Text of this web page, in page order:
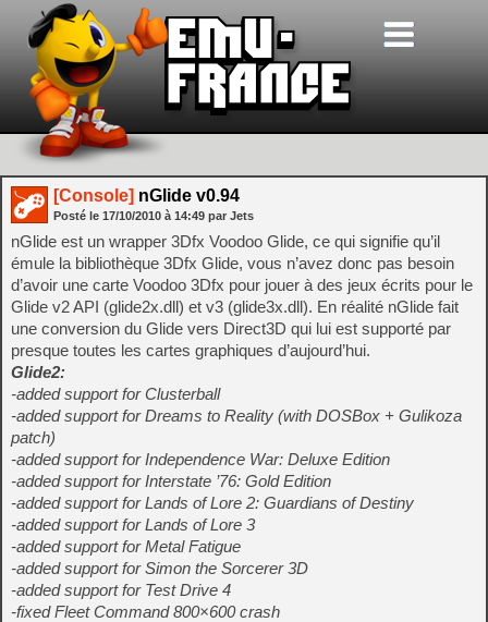
[Console] nGlide v0.94
Posté le 17/10/2010 à 14:49 par Jets
nGlide est un wrapper 3Dfx Voodoo Glide, ce qui signifie qu’il
émule la bibliothèque 3Dfx Glide, vous n’avez donc pas besoin
d’avoir une carte Voodoo 3Dfx pour jouer à des jeux écrits pour le
Glide v2 API (glide2x.dll) et v3 (glide3x.dll). En réalité nGlide fait
une conversion du Glide vers Direct3D qui lui est supporté par
presque toutes les cartes graphiques d’aujourd’hui.
Glide2:
-added support for Clusterball
-added support for Dreams to Reality (with DOSBox + Gulikoza
patch)
-added support for Independence War: Deluxe Edition
-added support for Interstate ’76: Gold Edition
-added support for Lands of Lore 2: Guardians of Destiny
-added support for Lands of Lore 3
-added support for Metal Fatigue
-added support for Simon the Sorcerer 3D
-added support for Test Drive 4
-fixed Fleet Command 800×600 crash